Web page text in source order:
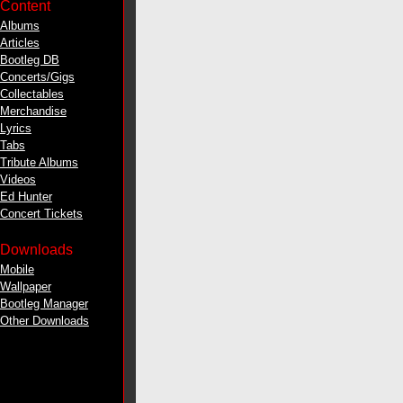
Content
Albums
Articles
Bootleg DB
Concerts/Gigs
Collectables
Merchandise
Lyrics
Tabs
Tribute Albums
Videos
Ed Hunter
Concert Tickets
Downloads
Mobile
Wallpaper
Bootleg Manager
Other Downloads